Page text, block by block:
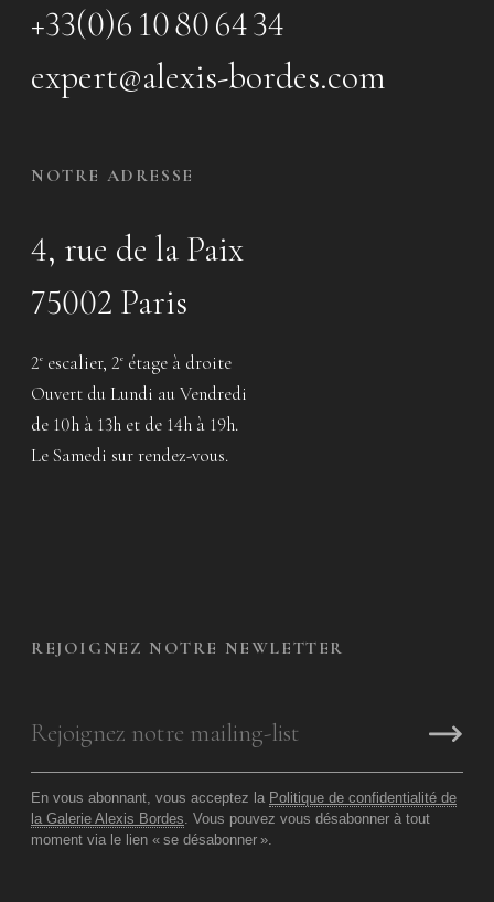
+33(0)6 10 80 64 34
expert@alexis-bordes.com
NOTRE ADRESSE
4, rue de la Paix
75002 Paris
2e escalier, 2e étage à droite
Ouvert du Lundi au Vendredi
de 10h à 13h et de 14h à 19h.
Le Samedi sur rendez-vous.
REJOIGNEZ NOTRE NEWLETTER
En vous abonnant, vous acceptez la Politique de confidentialité de
la Galerie Alexis Bordes . Vous pouvez vous désabonner à tout
moment via le lien « se désabonner ».